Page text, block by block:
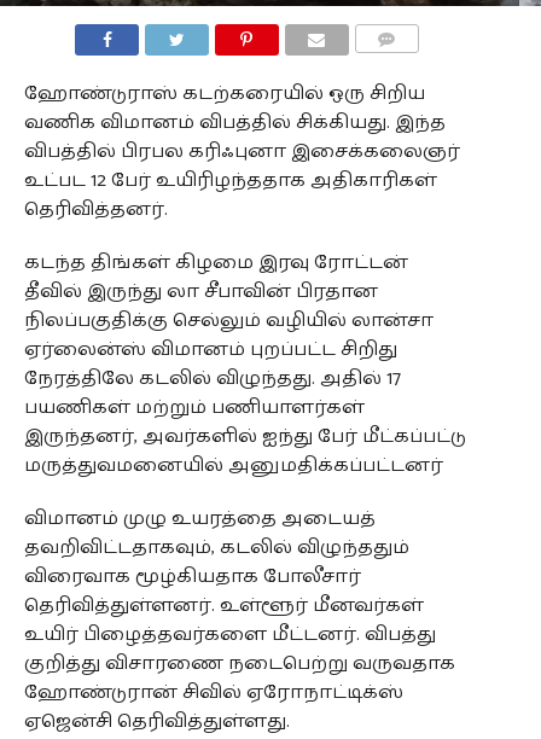
ஹோண்டுராஸ் கடற்கரையில் ஒரு சிறிய
வணிக விமானம் விபத்தில் சிக்கியது. இந்த
விபத்தில் பிரபல கரிஃபுனா இசைக்கலைஞர்
உட்பட 12 பேர் உயிரிழந்ததாக அதிகாரிகள்
தெரிவித்தனர்.
கடந்த திங்கள் கிழமை இரவு ரோட்டன்
தீவில் இருந்து லா சீபாவின் பிரதான
நிலப்பகுதிக்கு செல்லும் வழியில் லான்சா
ஏர்லைன்ஸ் விமானம் புறப்பட்ட சிறிது
நேரத்திலே கடலில் விழுந்தது. அதில் 17
பயணிகள் மற்றும் பணியாளர்கள்
இருந்தனர், அவர்களில் ஐந்து பேர் மீட்கப்பட்டு
மருத்துவமனையில் அனுமதிக்கப்பட்டனர்
விமானம் முழு உயரத்தை அடையத்
தவறிவிட்டதாகவும், கடலில் விழுந்ததும்
விரைவாக மூழ்கியதாக போலீசார்
தெரிவித்துள்ளனர். உள்ளூர் மீனவர்கள்
உயிர் பிழைத்தவர்களை மீட்டனர். விபத்து
குறித்து விசாரணை நடைபெற்று வருவதாக
ஹோண்டுரான் சிவில் ஏரோநாட்டிக்ஸ்
ஏஜென்சி தெரிவித்துள்ளது.